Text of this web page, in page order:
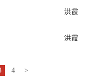
洪霞
洪霞
4 >